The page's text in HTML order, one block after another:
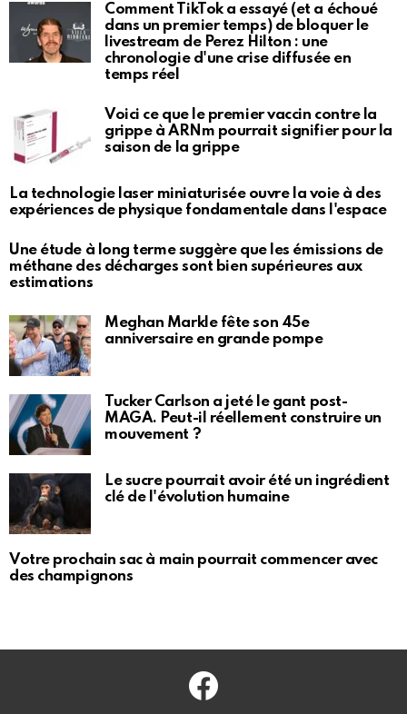
Comment TikTok a essayé (et a échoué
dans un premier temps) de bloquer le
livestream de Perez Hilton : une
chronologie d'une crise diffusée en
temps réel
Voici ce que le premier vaccin contre la
grippe à ARNm pourrait signifier pour la
saison de la grippe
La technologie laser miniaturisée ouvre la voie à des
expériences de physique fondamentale dans l'espace
Une étude à long terme suggère que les émissions de
méthane des décharges sont bien supérieures aux
estimations
Meghan Markle fête son 45e
anniversaire en grande pompe
Tucker Carlson a jeté le gant post-
MAGA. Peut-il réellement construire un
mouvement ?
Le sucre pourrait avoir été un ingrédient
clé de l'évolution humaine
Votre prochain sac à main pourrait commencer avec
des champignons
Facebook